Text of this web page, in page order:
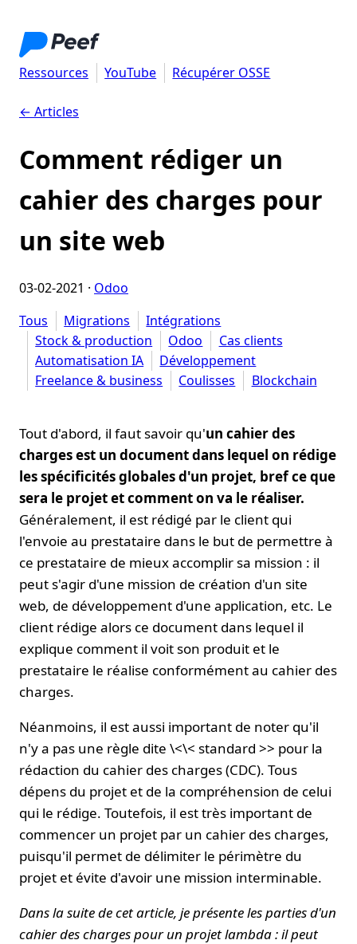
Ressources YouTube Récupérer OSSE
← Articles
Comment rédiger un
cahier des charges pour
un site web
03-02-2021 · Odoo
Tous
Migrations
Intégrations
Stock & production
Odoo
Cas clients
Automatisation IA
Développement
Freelance & business
Coulisses Blockchain
Tout d'abord, il faut savoir qu'un cahier des
charges est un document dans lequel on rédige
les spécificités globales d'un projet, bref ce que
sera le projet et comment on va le réaliser.
Généralement, il est rédigé par le client qui
l'envoie au prestataire dans le but de permettre à
ce prestataire de mieux accomplir sa mission : il
peut s'agir d'une mission de création d'un site
web, de développement d'une application, etc. Le
client rédige alors ce document dans lequel il
explique comment il voit son produit et le
prestataire le réalise conformément au cahier des
charges.
Néanmoins, il est aussi important de noter qu'il
n'y a pas une règle dite \<\< standard >> pour la
rédaction du cahier des charges (CDC). Tous
dépens du projet et de la compréhension de celui
qui le rédige. Toutefois, il est très important de
commencer un projet par un cahier des charges,
puisqu'il permet de délimiter le périmètre du
projet et évite d'avoir une mission interminable.
Dans la suite de cet article, je présente les parties d'un
cahier des charges pour un projet lambda : il peut